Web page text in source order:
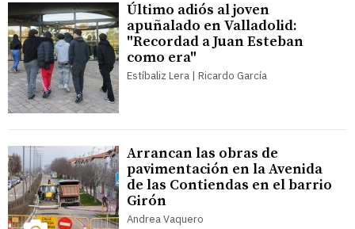
Último adiós al joven
apuñalado en Valladolid:
"Recordad a Juan Esteban
como era"
Estíbaliz Lera | Ricardo García
Arrancan las obras de
pavimentación en la Avenida
de las Contiendas en el barrio
Girón
Andrea Vaquero